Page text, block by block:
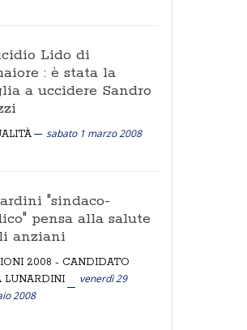
Lido di
: è stata la
a uccidere Sandro
sabato 1 marzo 2008
"sindaco-
pensa alla salute
anziani
2008 - CANDIDATO
LUNARDINI
venerdì 29
2008